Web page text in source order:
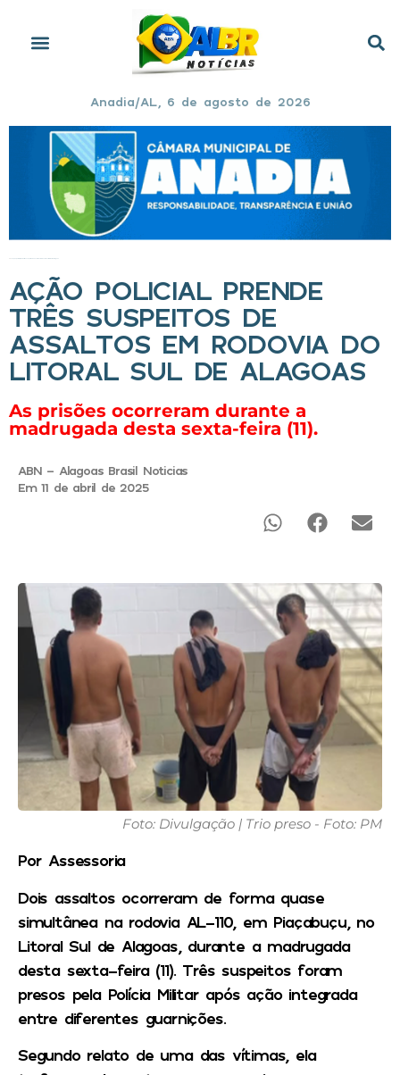
Anadia/AL, 6 de agosto de 2026
AÇÃO POLICIAL PRENDE
TRÊS SUSPEITOS DE
ASSALTOS EM RODOVIA DO
LITORAL SUL DE ALAGOAS
As prisões ocorreram durante a
madrugada desta sexta-feira (11).
ABN - Alagoas Brasil Noticias
Em 11 de abril de 2025
Foto: Divulgação | Trio preso - Foto: PM
Por Assessoria
Dois assaltos ocorreram de forma quase
simultânea na rodovia AL-110, em Piaçabuçu, no
Litoral Sul de Alagoas, durante a madrugada
desta sexta-feira (11). Três suspeitos foram
presos pela Polícia Militar após ação integrada
entre diferentes guarnições.
Segundo relato de uma das vítimas, ela